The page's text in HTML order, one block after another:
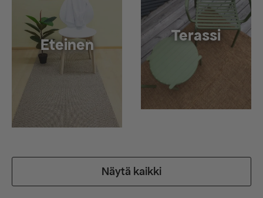
Eteinen Terassi
Näytä kaikki